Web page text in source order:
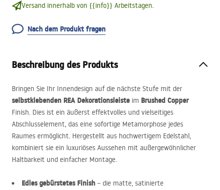
Versand innerhalb von {{info}} Arbeitstagen.
Nach dem Produkt fragen
Beschreibung des Produkts
Bringen Sie Ihr Innendesign auf die nächste Stufe mit der
selbstklebenden REA Dekorationsleiste im Brushed Copper
Finish. Dies ist ein äußerst effektvolles und vielseitiges
Abschlusselement, das eine sofortige Metamorphose jedes
Raumes ermöglicht. Hergestellt aus hochwertigem Edelstahl,
kombiniert sie ein luxuriöses Aussehen mit außergewöhnlicher
Haltbarkeit und einfacher Montage.
Edles gebürstetes Finish – die matte, satinierte